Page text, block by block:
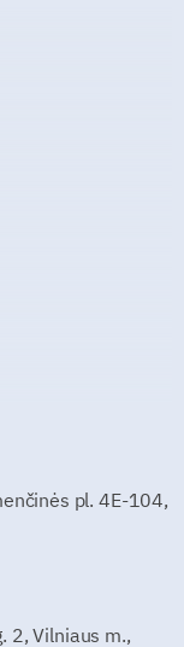
pl. 4E-104,
2, Vilniaus m.,